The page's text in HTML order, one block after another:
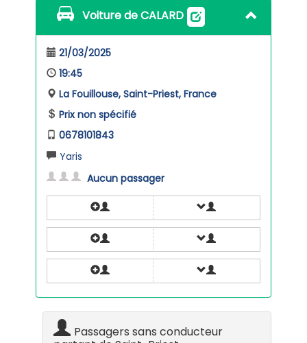
Voiture de CALARD
21/03/2025
19:45
La Fouillouse, Saint-Priest, France
Prix non spécifié
0678101843
Yaris
Aucun passager
Passagers sans conducteur